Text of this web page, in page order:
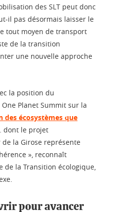
des SLT peut donc
il pas désormais laisser le
tout moyen de transport
de la transition
une nouvelle approche
la position du
Planet Summit sur la
des écosystèmes que
dont le projet
de la Girose représente
», reconnaît
de la Transition écologique,
pour avancer